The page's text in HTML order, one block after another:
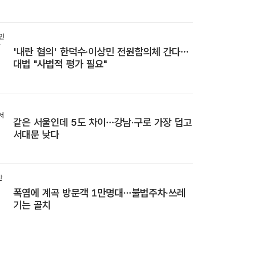
'내란 혐의' 한덕수·이상민 전원합의체 간다…
대법 "사법적 평가 필요"
같은 서울인데 5도 차이…강남·구로 가장 덥고
서대문 낮다
폭염에 계곡 방문객 1만명대…불법주차·쓰레
기는 골치